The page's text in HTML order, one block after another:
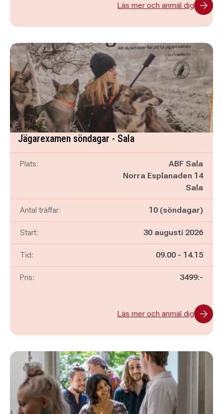
Läs mer och anmäl dig
Jägarexamen söndagar - Sala
Plats:
ABF Sala
Norra Esplanaden 14
Sala
Antal träffar: 10 (söndagar)
Start: 30 augusti 2026
Tid: Pågår mellan
09.00 - och
14.15
Pris: 3499:-
Läs mer och anmäl dig